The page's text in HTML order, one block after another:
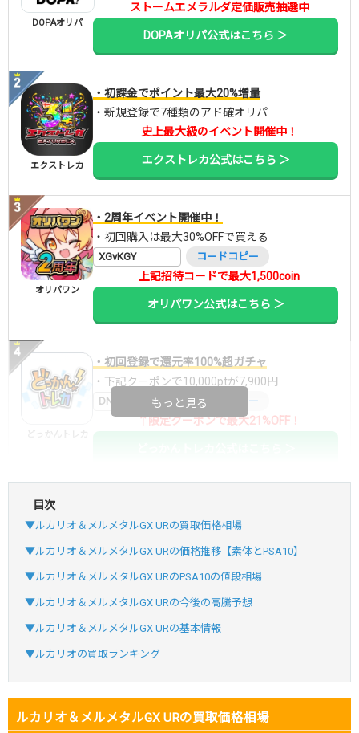
DOPAオリパ
ストームエメラルダ定価販売抽選中
DOPAオリパ公式はこちら ＞
エクストレカ
・初課金でポイント最大20%増量
・新規登録で7種類のアド確オリパ
史上最大級のイベント開催中！
エクストレカ公式はこちら ＞
オリパワン
・2周年イベント開催中！
・初回購入は最大30%OFFで買える
XGvKGY コードコピー
上記招待コードで最大1,500coin
オリパワン公式はこちら ＞
・初回登録で還元率100%超ガチャ
・下記クーポンで10,000ptが7,900円
DNGBIF4X コードコピー
↑限定クーポンで最大21%OFF！
おりパンダ
・新規登録で6種類アド確解禁
SVGC7P コードコピー
オリパスタジアム
・atone・ペイディ対応！
オリパスタジアム公式はこちら ＞
もっと見る
目次
▼ルカリオ＆メルメタルGX URの買取価格相場
▼ルカリオ＆メルメタルGX URの価格推移【素体とPSA10】
▼ルカリオ＆メルメタルGX URのPSA10の値段相場
▼ルカリオ＆メルメタルGX URの今後の高騰予想
▼ルカリオ＆メルメタルGX URの基本情報
▼ルカリオの買取ランキング
ルカリオ＆メルメタルGX URの買取価格相場